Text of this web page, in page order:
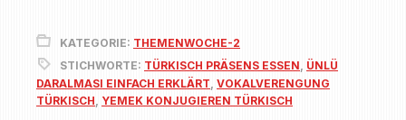
KATEGORIE: THEMENWOCHE-2
STICHWORTE: TÜRKISCH PRÄSENS ESSEN, ÜNLÜ
DARALMASI EINFACH ERKLÄRT, VOKALVERENGUNG
TÜRKISCH, YEMEK KONJUGIEREN TÜRKISCH